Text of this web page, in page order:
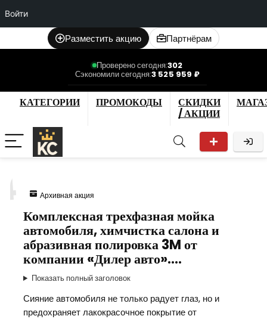
Войти
Разместить акцию Партнёрам
Проверено сегодня:302
Сэкономили сегодня:3 525 959 ₽
КАТЕГОРИИ ПРОМОКОДЫ
СКИДКИ
/ АКЦИИ
Архивная акция
Комплексная трехфазная мойка
автомобиля, химчистка салона и
абразивная полировка 3M от
компании «Дилер авто».…
Показать полный заголовок
Сияние автомобиля не только радует глаз, но и
предохраняет лакокрасочное покрытие от